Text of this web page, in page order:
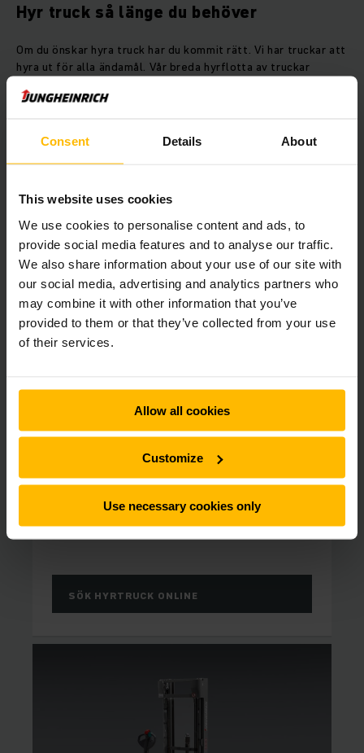
Consent Details About
This website uses cookies
We use cookies to personalise content and ads, to
provide social media features and to analyse our traffic.
We also share information about your use of our site with
our social media, advertising and analytics partners who
may combine it with other information that you’ve
provided to them or that they’ve collected from your use
of their services.
Allow all cookies
Customize
Use necessary cookies only
Hyr truck så länge du behöver
Om du önskar hyra truck har du kommit rätt. Vi har truckar att
hyra ut för alla ändamål. Vår breda hyrflotta av truckar
och motviktstruckar. Du kan hyra truck av oss från bara 1 dag
Här kan du välja vilken truck du vill
hyra direkt online
FULL FLEXIBILITET
Hyra ledtruck / låglyftare
Vi har låglyftare/ledtruckar för alla behov. Hitta
rätt låglyftare för just ditt lager.
SÖK HYRTRUCK ONLINE